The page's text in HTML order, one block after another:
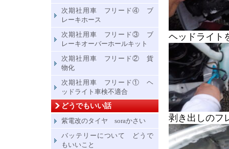
ヘッドライト
剥き出しのフ
次期社用車 フリード④ ブ
レーキホース
次期社用車 フリード③ ブ
レーキオーバーホールキット
次期社用車 フリード② 貨
物化
次期社用車 フリード① ヘ
ッドライト車検不適合
どうでもいい話
紫電改のタイヤ soraかさい
バッテリーについて どうで
もいいこと